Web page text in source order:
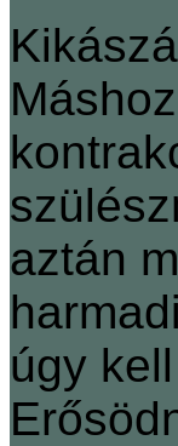
aztán
úgy